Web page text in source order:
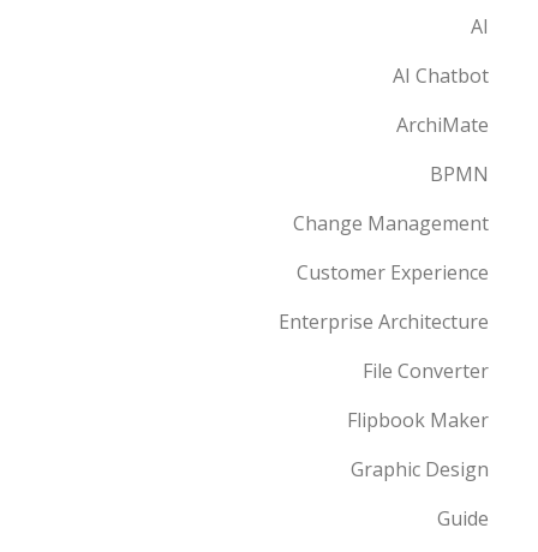
AI
AI Chatbot
ArchiMate
BPMN
Change Management
Customer Experience
Enterprise Architecture
File Converter
Flipbook Maker
Graphic Design
Guide